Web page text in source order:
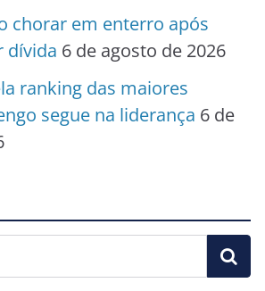
chorar em enterro após
dívida 6 de agosto de 2026
ranking das maiores
segue na liderança 6 de